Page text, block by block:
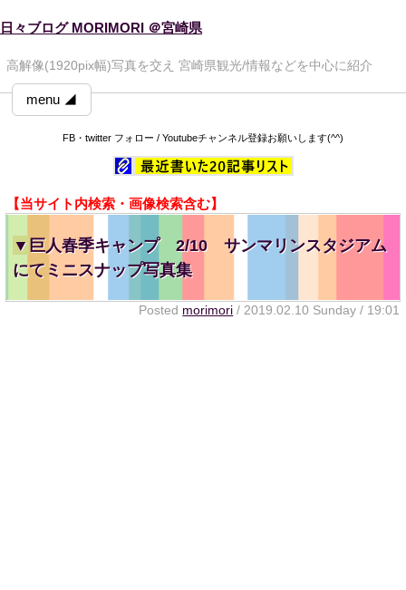
日々ブログ MORIMORI ＠宮崎県
高解像(1920pix幅)写真を交え 宮崎県観光/情報などを中心に紹介
menu ◢
FB・twitter フォロー / Youtubeチャンネル登録お願いします(^^)
【当サイト内検索・画像検索含む】
▼ 巨人春季キャンプ 2/10 サンマリンスタジアム
にてミニスナップ写真集
Posted morimori / 2019.02.10 Sunday / 19:01